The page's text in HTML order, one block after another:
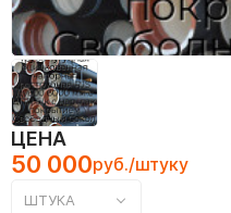
ЦЕНА
50 000руб./штуку
ШТУКА